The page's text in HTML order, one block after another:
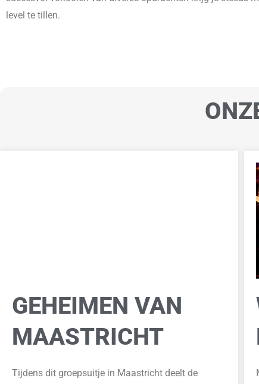
level te tillen.
GEHEIMEN VAN
MAASTRICHT
Tijdens dit groepsuitje in Maastricht deelt de